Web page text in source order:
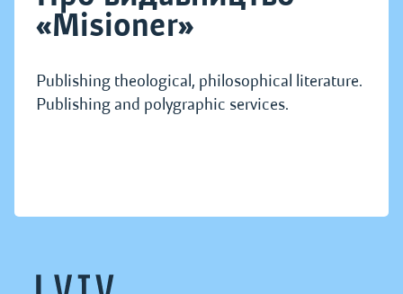
«Misioner»
Publishing theological, philosophical literature.
Publishing and polygraphic services.